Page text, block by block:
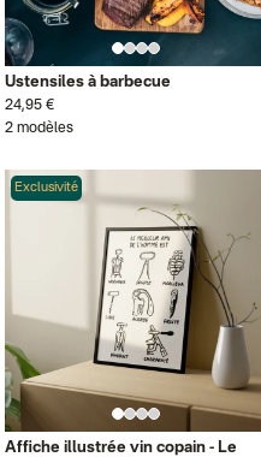
Ustensiles à barbecue
24,95 €
2 modèles
Exclusivité
Affiche illustrée vin copain - Le